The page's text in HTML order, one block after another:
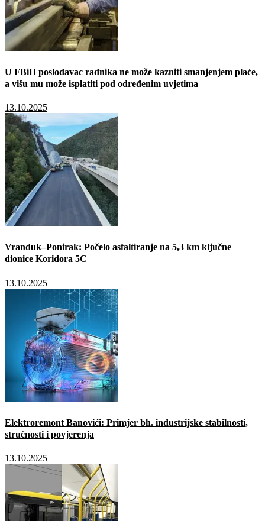
U FBiH poslodavac radnika ne može kazniti smanjenjem plaće,
a višu mu može isplatiti pod određenim uvjetima
13.10.2025
Vranduk–Ponirak: Počelo asfaltiranje na 5,3 km ključne
dionice Koridora 5C
13.10.2025
Elektroremont Banovići: Primjer bh. industrijske stabilnosti,
stručnosti i povjerenja
13.10.2025